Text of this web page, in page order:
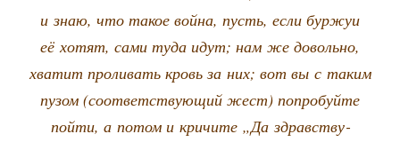
и знаю, что такое вой­на, пусть, если бур­жуи
её хотят, сами туда идут; нам же доволь­но,
хва­тит про­ли­вать кровь за них; вот вы с таким
пузом (соот­вет­ству­ю­щий жест) попро­буй­те
пой­ти, а потом и кри­чи­те „Да здрав­ству­